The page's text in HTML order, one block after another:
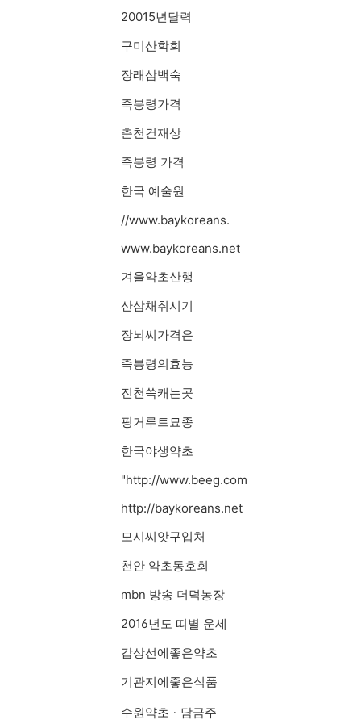
20015년달력
구미산학회
장래삼백숙
죽봉령가격
춘천건재상
죽봉령 가격
한국 예술원
//www.baykoreans.
www.baykoreans.net
겨울약초산행
산삼채취시기
장뇌씨가격은
죽봉령의효능
진천쑥캐는곳
핑거루트묘종
한국야생약초
"http://www.beeg.com
http://baykoreans.net
모시씨앗구입처
천안 약초동호회
mbn 방송 더덕농장
2016년도 띠별 운세
갑상선에좋은약초
기관지에줗은식품
수원약초ᆞ담금주